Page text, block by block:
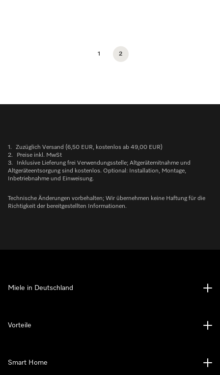
1 2
1.
Zuzüglich Versand (6,50 EUR, kostenlos ab 49,00 EUR)
2.
Preise inkl. MwSt
3.
Inklusive Lieferung frei Verwendungsstelle; Altgerätemitnahme und
Altgeräteentsorgung sind kostenlos. Optional: Installation, Montage,
Inbetriebnahme und Einweisung.
Technische Änderungen vorbehalten; Wir übernehmen keine Haftung für die
Richtigkeit der bereitgestellten Informationen.
Miele in Deutschland
Vorteile
Smart Home